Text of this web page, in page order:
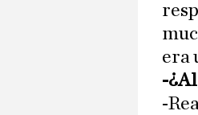
era
-
-